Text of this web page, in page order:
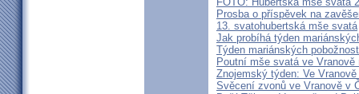
Prosba o příspěvek na
13. svatohubertská mše svatá
Jak probíhá týden
Týden mariánských
Poutní mše svatá ve Vranově
Znojemský týden: Ve
Svěcení zvonů ve Vranově v